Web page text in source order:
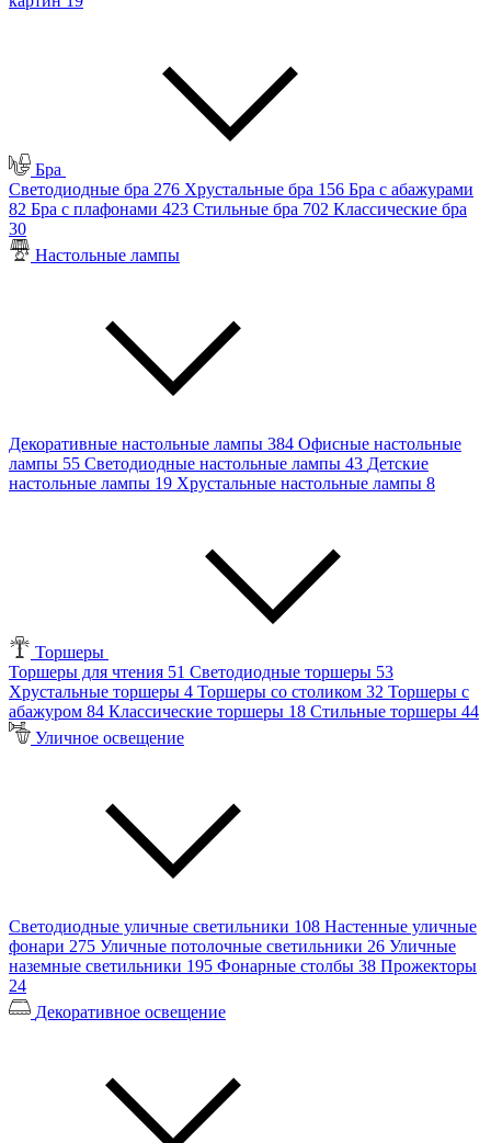
Бра
Светодиодные бра 276 Хрустальные бра 156 Бра с абажурами
82 Бра с плафонами 423 Стильные бра 702 Классические бра
30
Настольные лампы
Декоративные настольные лампы 384 Офисные настольные
лампы 55 Светодиодные настольные лампы 43 Детские
настольные лампы 19 Хрустальные настольные лампы 8
Торшеры
Торшеры для чтения 51 Светодиодные торшеры 53
Хрустальные торшеры 4 Торшеры со столиком 32 Торшеры с
абажуром 84 Классические торшеры 18 Стильные торшеры 44
Уличное освещение
Светодиодные уличные светильники 108 Настенные уличные
фонари 275 Уличные потолочные светильники 26 Уличные
наземные светильники 195 Фонарные столбы 38 Прожекторы
24
Декоративное освещение